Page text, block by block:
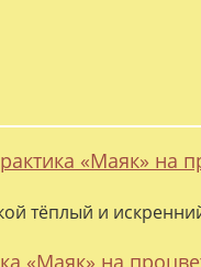
«Маяк» на
тёплый и
«Маяк» на